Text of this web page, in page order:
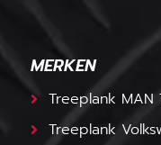
MERKEN
Treeplank MAN
Treeplank